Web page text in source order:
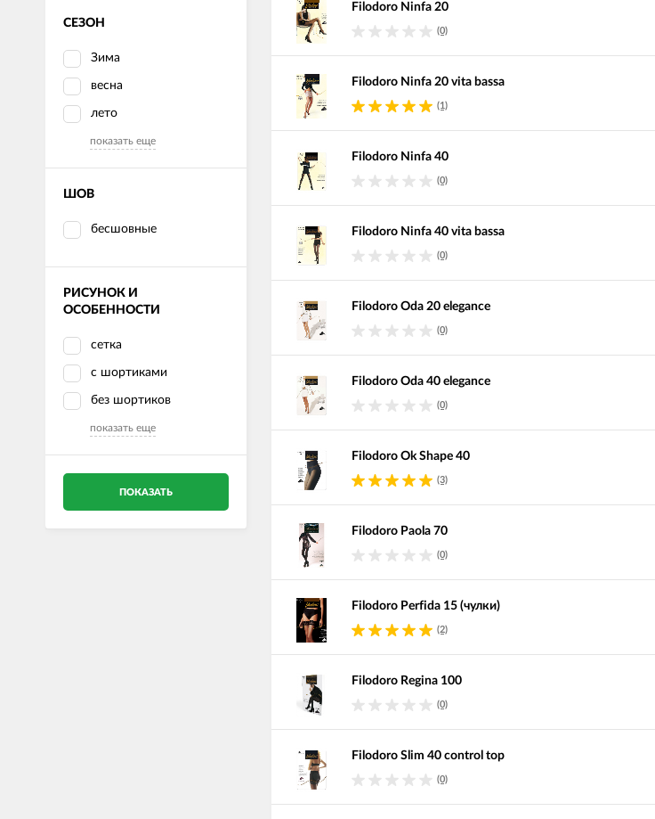
СЕЗОН
Зима
весна
лето
показать еще
ШОВ
бесшовные
РИСУНОК И
ОСОБЕННОСТИ
сетка
с шортиками
без шортиков
показать еще
ПОКАЗАТЬ
Filodoro Ninfa 20
(0)
Filodoro Ninfa 20 vita bassa
(1)
Filodoro Ninfa 40
(0)
Filodoro Ninfa 40 vita bassa
(0)
Filodoro Oda 20 elegance
(0)
Filodoro Oda 40 elegance
(0)
Filodoro Ok Shape 40
(3)
Filodoro Paola 70
(0)
Filodoro Perfida 15 (чулки)
(2)
Filodoro Regina 100
(0)
Filodoro Slim 40 control top
(0)